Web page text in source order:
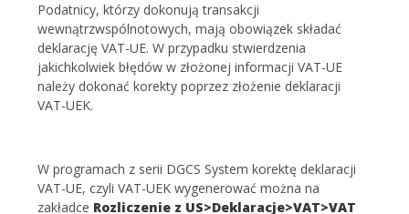
Podatnicy, którzy dokonują transakcji
wewnątrzwspólnotowych, mają obowiązek składać
deklarację VAT-UE. W przypadku stwierdzenia
jakichkolwiek błędów w złożonej informacji VAT-UE
należy dokonać korekty poprzez złożenie deklaracji
VAT-UEK.
W programach z serii DGCS System korektę deklaracji
VAT-UE, czyli VAT-UEK wygenerować można na
zakładce Rozliczenie z US>Deklaracje>VAT>VAT